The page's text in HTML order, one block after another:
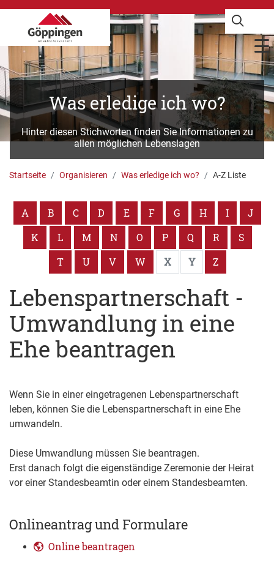
Was erledige ich wo?
Hinter diesen Stichworten finden Sie Informationen zu
allen möglichen Lebenslagen
Startseite Organisieren Was erledige ich wo? A-Z Liste
A B C D E F G H I
J
K
L M N O P Q R
S
T
U V W X Y Z
Lebenspartnerschaft -
Umwandlung in eine
Ehe beantragen
Wenn Sie in einer eingetragenen Lebenspartnerschaft
leben, können Sie die Lebenspartnerschaft in eine Ehe
umwandeln.
Diese Umwandlung müssen Sie beantragen.
Erst danach folgt die eigenständige Zeremonie der Heirat
vor einer Standesbeamtin oder einem Standesbeamten.
Onlineantrag und Formulare
Online beantragen